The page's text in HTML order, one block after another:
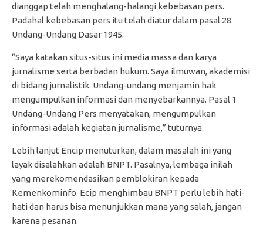
dianggap telah menghalang-halangi kebebasan pers.
Padahal kebebasan pers itu telah diatur dalam pasal 28
Undang-Undang Dasar 1945.
“Saya katakan situs-situs ini media massa dan karya
jurnalisme serta berbadan hukum. Saya ilmuwan, akademisi
di bidang jurnalistik. Undang-undang menjamin hak
mengumpulkan informasi dan menyebarkannya. Pasal 1
Undang-Undang Pers menyatakan, mengumpulkan
informasi adalah kegiatan jurnalisme,” tuturnya.
Lebih lanjut Encip menuturkan, dalam masalah ini yang
layak disalahkan adalah BNPT. Pasalnya, lembaga inilah
yang merekomendasikan pemblokiran kepada
Kemenkominfo. Ecip menghimbau BNPT perlu lebih hati-
hati dan harus bisa menunjukkan mana yang salah, jangan
karena pesanan.